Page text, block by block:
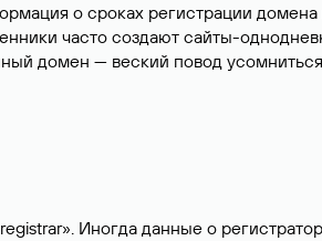
о сроках регистрации
часто создают сайты-
домен — веский повод
Иногда данные о